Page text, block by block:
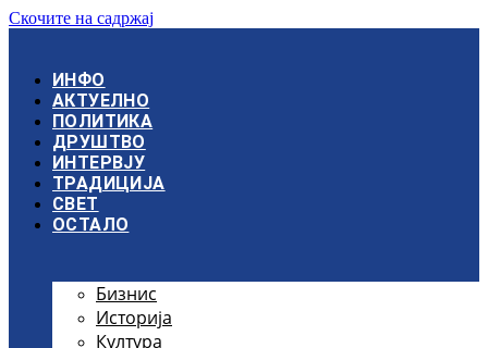
Скочите на садржај
ИНФО
АКТУЕЛНО
ПОЛИТИКА
ДРУШТВО
ИНТЕРВЈУ
ТРАДИЦИЈА
СВЕТ
ОСТАЛО
Бизнис
Историја
Култура